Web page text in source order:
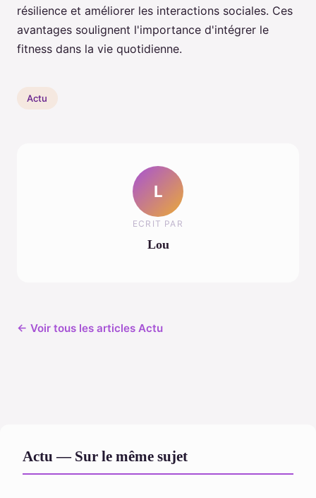
résilience et améliorer les interactions sociales. Ces
avantages soulignent l'importance d'intégrer le
fitness dans la vie quotidienne.
Actu
L
ECRIT PAR
Lou
← Voir tous les articles Actu
Actu — Sur le même sujet